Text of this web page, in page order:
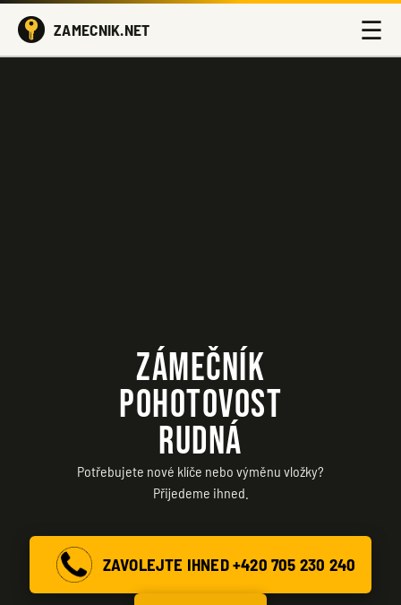
ZAMECNIK.NET ☰
ZÁMEČNÍK
POHOTOVOST
RUDNÁ
Potřebujete nové klíče nebo výměnu vložky?
Přijedeme ihned.
ZAVOLEJTE IHNED +420 705 230 240